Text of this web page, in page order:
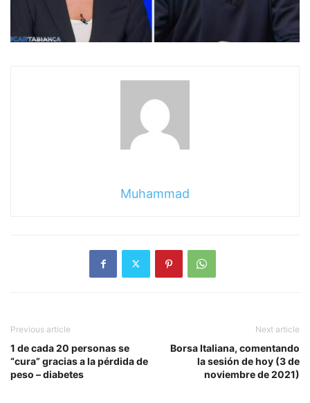
Muhammad
Previous article
1 de cada 20 personas se
“cura” gracias a la pérdida de
peso – diabetes
Next article
Borsa Italiana, comentando
la sesión de hoy (3 de
noviembre de 2021)